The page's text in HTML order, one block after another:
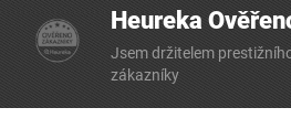
Heureka
Jsem držitelem
zákazníky